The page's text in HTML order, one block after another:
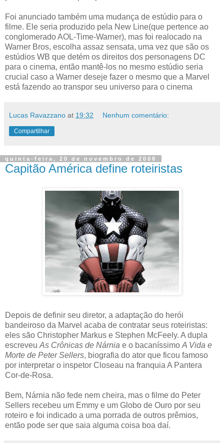
Foi anunciado também uma mudança de estúdio para o
filme. Ele seria produzido pela New Line(que pertence ao
conglomerado AOL-Time-Warner), mas foi realocado na
Warner Bros, escolha assaz sensata, uma vez que são os
estúdios WB que detém os direitos dos personagens DC
para o cinema, então mantê-los no mesmo estúdio seria
crucial caso a Warner deseje fazer o mesmo que a Marvel
está fazendo ao transpor seu universo para o cinema
Lucas Ravazzano at 19:32 Nenhum comentário:
Compartilhar
quinta-feira, 20 de novembro de 2008
Capitão América define roteiristas
Depois de definir seu diretor, a adaptação do herói
bandeiroso da Marvel acaba de contratar seus roteiristas:
eles são Christopher Markus e Stephen McFeely. A dupla
escreveu As Crônicas de Nárnia e o bacaníssimo A Vida e
Morte de Peter Sellers, biografia do ator que ficou famoso
por interpretar o inspetor Closeau na franquia A Pantera
Cor-de-Rosa.
Bem, Nárnia não fede nem cheira, mas o filme do Peter
Sellers recebeu um Emmy e um Globo de Ouro por seu
roteiro e foi indicado a uma porrada de outros prêmios,
então pode ser que saia alguma coisa boa daí.